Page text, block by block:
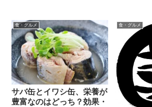
サクに仕上がる方法と簡単レシ
ピも紹介します。
ーに最適な
これらの簡
食・グルメ
サバ缶とイワシ缶、栄養が
豊富なのはどっち？効果・
食・グルメ